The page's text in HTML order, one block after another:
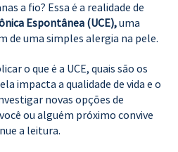
a fio? Essa é a realidade de
Espontânea (UCE),uma
de uma simples alergia na pele.
o que é a UCE, quais são os
impacta a qualidade de vida e o
novas opções de
ou alguém próximo convive
a leitura.